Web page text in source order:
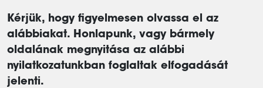
Kérjük, hogy figyelmesen olvassa el az
alábbiakat. Honlapunk, vagy bármely
oldalának megnyitása az alábbi
nyilatkozatunkban foglaltak elfogadását
jelenti.